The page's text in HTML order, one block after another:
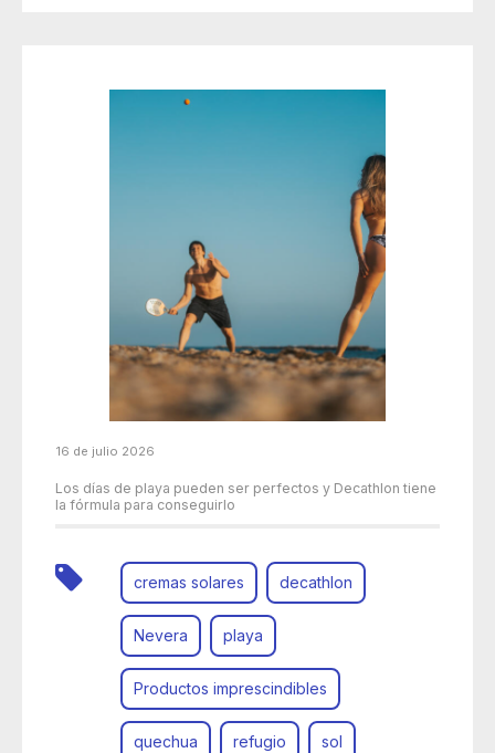
16 de julio 2026
Los días de playa pueden ser perfectos y Decathlon tiene
la fórmula para conseguirlo
cremas solares decathlon
Nevera playa
Productos imprescindibles
quechua refugio sol